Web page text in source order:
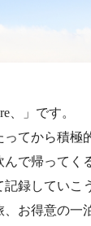
、」です。
てから積極
で帰ってく
録していこ
、お得意の一